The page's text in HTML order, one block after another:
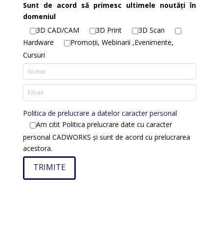
Sunt de acord să primesc ultimele noutăți în
domeniul
3D CAD/CAM
3D Print
3D Scan
Hardware
Promoții, Webinarii ,Evenimente,
Cursuri
Politica de prelucrare a datelor caracter personal
Am citit Politica prelucrare date cu caracter
personal CADWORKS și sunt de acord cu prelucrarea
acestora.